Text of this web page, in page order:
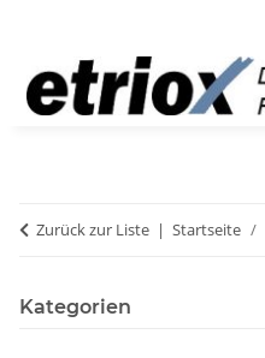
Zurück zur Liste Startseite
Kategorien